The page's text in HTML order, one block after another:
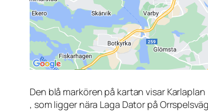
Den blå markören på kartan visar Karlaplan
, som ligger nära Laga Dator på